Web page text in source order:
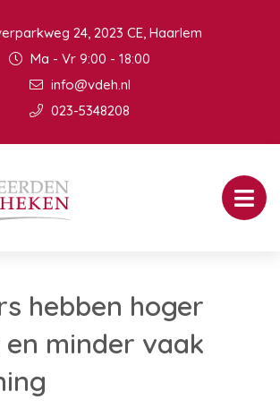
24, 2023 CE, Haarlem
Ma - Vr 9:00 - 18:00
info@vdeh.nl
023-5348208
hebben hoger
en minder vaak